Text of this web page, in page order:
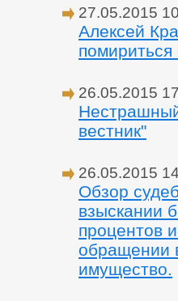
27.05.2015
Алексей
26.05.2015
вестник"
26.05.2015
Обзор
взыскании
процентов
обращении
имущество.